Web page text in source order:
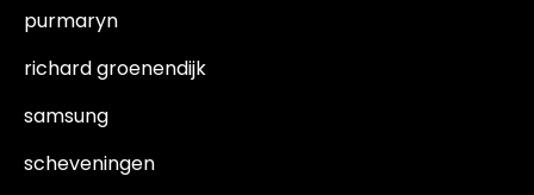
purmaryn
richard groenendijk
samsung
scheveningen